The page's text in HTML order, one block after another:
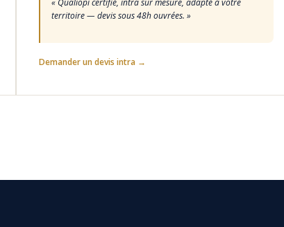
territoire — devis sous 48h ouvrées. »
Demander un devis intra →